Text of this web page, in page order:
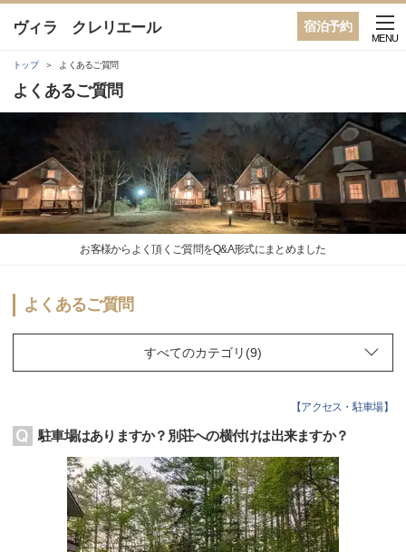
宿泊予約
ヴィラ クレリエール
MENU
トップ よくあるご質問
よくあるご質問
お客様からよく頂くご質問をQ&A形式にまとめました
よくあるご質問
【アクセス・駐車場】
駐車場はありますか？別荘への横付けは出来ますか？